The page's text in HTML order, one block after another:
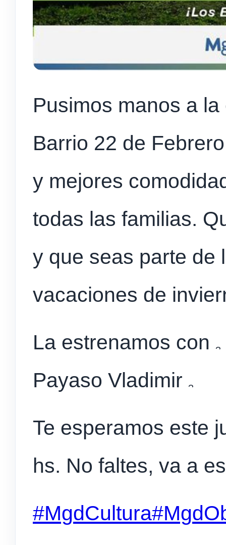
Pusimos manos a
Barrio 22 de
y mejores
todas las familias.
y que seas parte de
vacaciones de
La estrenamos con
Payaso Vladimir
Te esperamos este
hs. No faltes, va a
#MgdCultura